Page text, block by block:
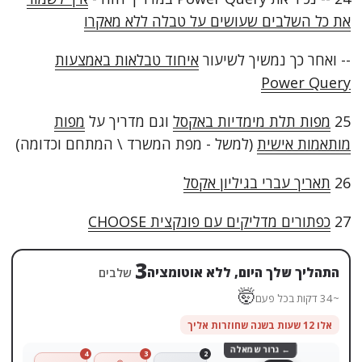
את כל השלבים שעושים על טבלה ללא מאקרו
-- ואחר כך נמשיך לשיעור איחוד טבלאות באמצעות
Power Query
25 מפות תלת מימדיות באקסל וגם מדריך על מפות
מותאמות אישית (למשל - מפת המשרד \ המתחם וכדומה)
26 תאריך עברי בגיליון אקסל
27 כפתורים מדליקים עם פונקצית CHOOSE
התהליך שלך היום, ללא אוטומציה4 שלבים
~45 דקות בכל פעם 🤯
אלו 12 שעות בשנה שחוזרות אליך
4 3 2 1 ← גרור שמאלה